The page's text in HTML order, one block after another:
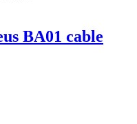
BA01 cable